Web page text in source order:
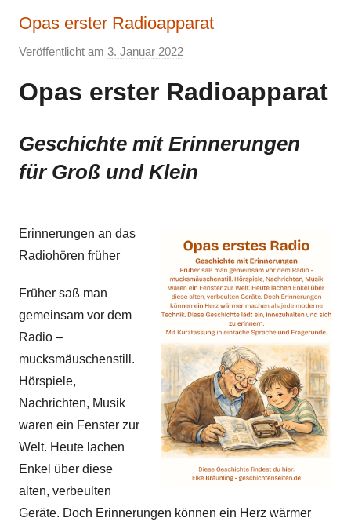
Opas erster Radioapparat
Veröffentlicht am 3. Januar 2022
n
k
e
Opas erster Radioapparat
Geschichte mit Erinnerungen
für Groß und Klein
Erinnerungen an das
Radiohören früher
Früher saß man
gemeinsam vor dem
Radio –
mucksmäuschenstill.
Hörspiele,
Nachrichten, Musik
waren ein Fenster zur
Welt. Heute lachen
Enkel über diese
alten, verbeulten
Geräte. Doch Erinnerungen können ein Herz wärmer